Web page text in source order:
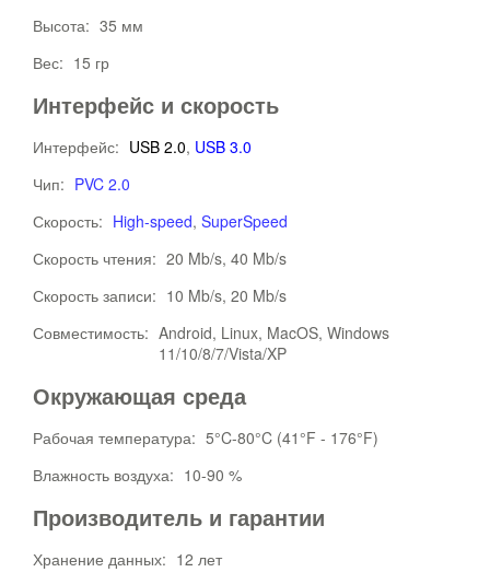
Высота: 35 мм
Вес: 15 гр
Интерфейс и скорость
Интерфейс: USB 2.0, USB 3.0
Чип: PVC 2.0
Скорость: High-speed, SuperSpeed
Скорость чтения: 20 Mb/s, 40 Mb/s
Скорость записи: 10 Mb/s, 20 Mb/s
Совместимость: Android, Linux, MacOS, Windows
11/10/8/7/Vista/XP
Окружающая среда
Рабочая температура: 5°C-80°C (41°F - 176°F)
Влажность воздуха: 10-90 %
Производитель и гарантии
Хранение данных: 12 лет